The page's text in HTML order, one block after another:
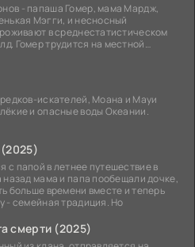
- папаша Гомер, мама Мардж,
Мэгги, и несносный
в среднестатистическом
Гомер трудится на местной
искателей, Моана и Мауи
и опасные воды Океании.
с папой в летнее путешествие в
назад мама и папа пообещали дочке,
больше времени вместе и теперь
- семейная традиция. Но
смерти (2025)